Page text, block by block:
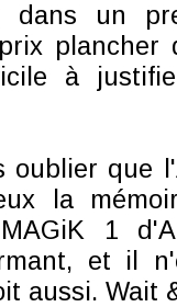
dans un
plancher
à
oublier que
la
1
et il
aussi. Wait